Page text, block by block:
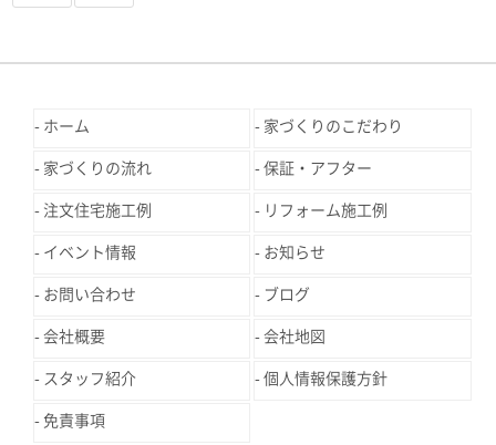
ホーム 家づくりのこだわり
家づくりの流れ 保証・アフター
注文住宅施工例 リフォーム施工例
イベント情報 お知らせ
お問い合わせ ブログ
会社概要 会社地図
スタッフ紹介 個人情報保護方針
免責事項